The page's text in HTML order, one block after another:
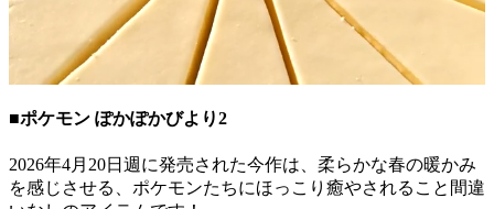
■ポケモン ぽかぽかびより2
2026年4月20日週に発売された今作は、柔らかな春の暖かみ
を感じさせる、ポケモンたちにほっこり癒やされること間違